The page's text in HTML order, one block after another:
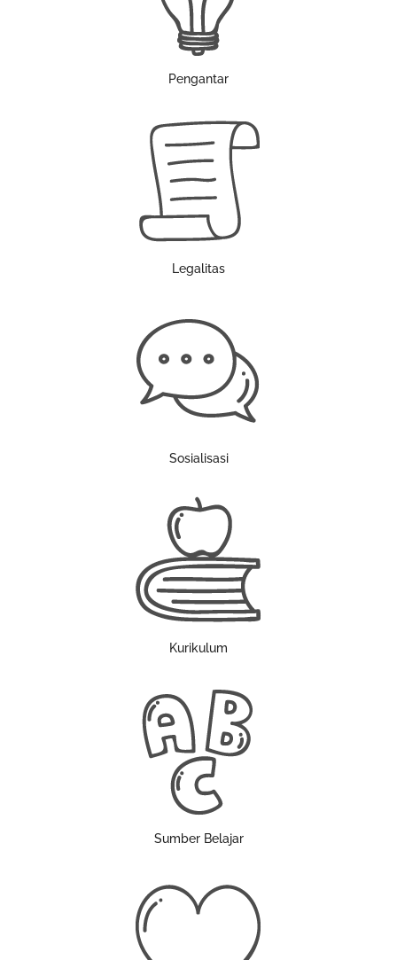
Pengantar
Legalitas
Sosialisasi
Kurikulum
Sumber Belajar